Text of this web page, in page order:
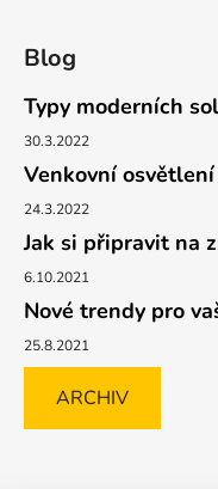
Blog
Typy moderních
30.3.2022
Venkovní
24.3.2022
Jak si připravit na
6.10.2021
Nové trendy pro
25.8.2021
ARCHIV